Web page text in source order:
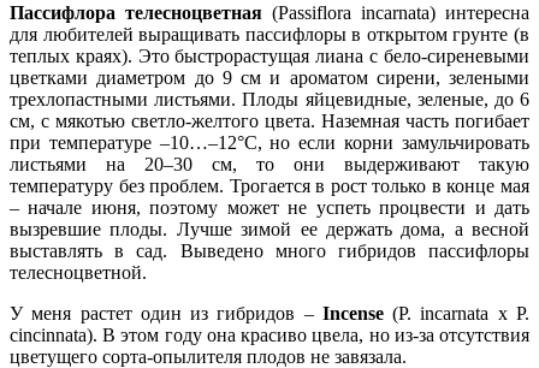
Пассифлора телесноцветная (Passiflora incarnata) интересна
для любителей выращивать пассифлоры в открытом грунте (в
теплых краях). Это быстрорастущая лиана с бело-сиреневыми
цветками диаметром до 9 см и ароматом сирени, зелеными
трехлопастными листьями. Плоды яйцевидные, зеленые, до 6
см, с мякотью светло-желтого цвета. Наземная часть погибает
при температуре –10…–12°С, но если корни замульчировать
листьями на 20–30 см, то они выдерживают такую
температуру без проблем. Трогается в рост только в конце мая
– начале июня, поэтому может не успеть процвести и дать
вызревшие плоды. Лучше зимой ее держать дома, а весной
выставлять в сад. Выведено много гибридов пассифлоры
телесноцветной.
У меня растет один из гибридов – Incense(P. incarnata x P.
cincinnata). В этом году она красиво цвела, но из-за отсутствия
цветущего сорта-опылителя плодов не завязала.